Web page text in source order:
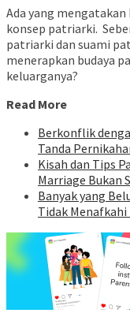
Ada yang
konsep patriarki.
patriarki dan suami
menerapkan budaya
keluarganya?
Read More
Berkonflik
Tanda
Kisah dan Tips
Marriage Bukan
Banyak yang
Tidak